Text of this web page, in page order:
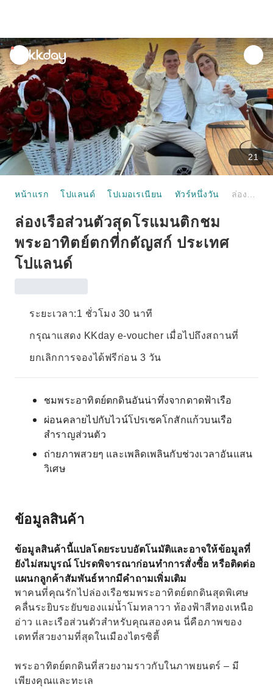
unread
notifications
21
หน้าแรก โปแลนด์ โปเมอเรเนียน ทัวร์หนึ่งวัน
ล่องเรือส่วนตัวสุดโรแมนติกชม
พระอาทิตย์ตกที่กดัญสก์ ประเทศ
โปแลนด์
ระยะเวลา:1 ชั่วโมง 30 นาที
กรุณาแสดง KKday e-voucher เมื่อไปถึงสถานที่
ยกเลิกการจองได้ฟรีก่อน 3 วัน
ชมพระอาทิตย์ตกดินอันน่าทึ่งจากดาดฟ้าเรือ
ผ่อนคลายไปกับไวน์โปรเซคโกสักแก้วบนเรือ
สำราญส่วนตัว
ถ่ายภาพสวยๆ และเพลิดเพลินกับช่วงเวลาอันแสน
วิเศษ
ข้อมูลสินค้า
ข้อมูลสินค้านี้แปลโดยระบบอัตโนมัติและอาจให้ข้อมูลที่
ยังไม่สมบูรณ์ โปรดพิจารณาก่อนทำการสั่งซื้อ หรือติดต่อ
แผนกลูกค้าสัมพันธ์หากมีคำถามเพิ่มเติม
พาคนที่คุณรักไปล่องเรือชมพระอาทิตย์ตกดินสุดพิเศษ
คลื่นระยิบระยับของแม่น้ำโมทลาวา ท้องฟ้าสีทองเหนือ
อ่าว และเรือส่วนตัวสำหรับคุณสองคน นี่คือภาพของ
เดทที่สวยงามที่สุดในเมืองไตรซิตี้
พระอาทิตย์ตกดินที่สวยงามราวกับในภาพยนตร์ – มี
เพียงคุณและทะเล